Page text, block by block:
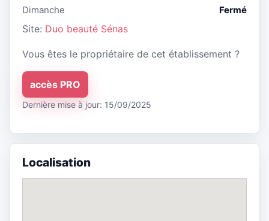
Dimanche
Fermé
Site: Duo beauté Sénas
Vous êtes le propriétaire de cet établissement ?
accès PRO
Dernière mise à jour: 15/09/2025
Localisation